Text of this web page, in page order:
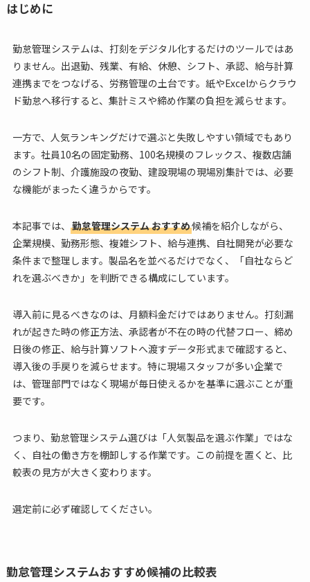
はじめに
勤怠管理システムは、打刻をデジタル化するだけのツールではあ
りません。出退勤、残業、有給、休憩、シフト、承認、給与計算
連携までをつなげる、労務管理の土台です。紙やExcelからクラウ
ド勤怠へ移行すると、集計ミスや締め作業の負担を減らせます。
一方で、人気ランキングだけで選ぶと失敗しやすい領域でもあり
ます。社員10名の固定勤務、100名規模のフレックス、複数店舗
のシフト制、介護施設の夜勤、建設現場の現場別集計では、必要
な機能がまったく違うからです。
本記事では、 勤怠管理システム おすすめ候補を紹介しながら、
企業規模、勤務形態、複雑シフト、給与連携、自社開発が必要な
条件まで整理します。製品名を並べるだけでなく、「自社ならど
れを選ぶべきか」を判断できる構成にしています。
導入前に見るべきなのは、月額料金だけではありません。打刻漏
れが起きた時の修正方法、承認者が不在の時の代替フロー、締め
日後の修正、給与計算ソフトへ渡すデータ形式まで確認すると、
導入後の手戻りを減らせます。特に現場スタッフが多い企業で
は、管理部門ではなく現場が毎日使えるかを基準に選ぶことが重
要です。
つまり、勤怠管理システム選びは「人気製品を選ぶ作業」ではな
く、自社の働き方を棚卸しする作業です。この前提を置くと、比
較表の見方が大きく変わります。
選定前に必ず確認してください。
勤怠管理システムおすすめ候補の比較表